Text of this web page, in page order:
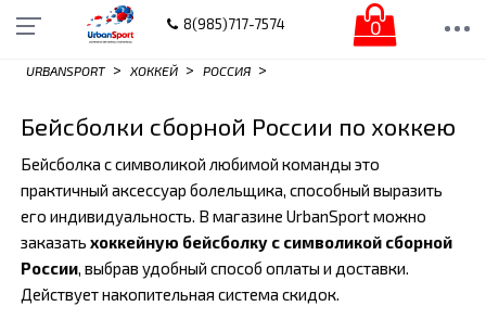
8(985)717-7574 0
URBANSPORT > ХОККЕЙ > РОССИЯ >
Бейсболки сборной России по хоккею
Бейсболка с символикой любимой команды это
практичный аксессуар болельщика, способный выразить
его индивидуальность. В магазине UrbanSport можно
заказатьхоккейную бейсболку с символикой сборной
России, выбрав удобный способ оплаты и доставки.
Действует накопительная система скидок.